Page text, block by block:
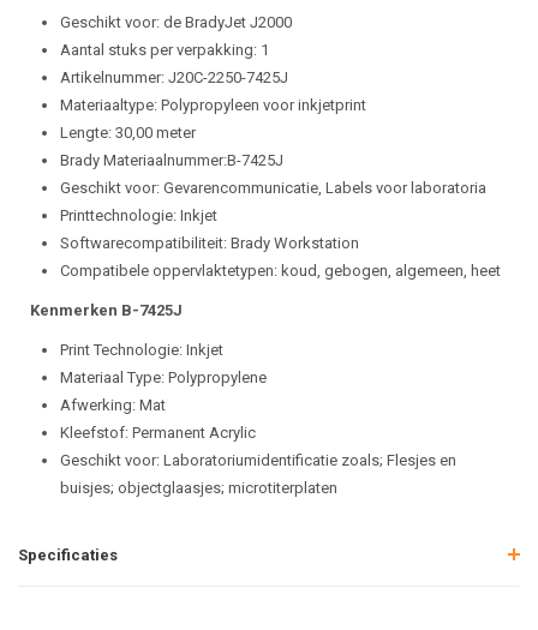
Geschikt voor: de BradyJet J2000
Aantal stuks per verpakking: 1
Artikelnummer: J20C-2250-7425J
Materiaaltype: Polypropyleen voor inkjetprint
Lengte: 30,00 meter
Brady Materiaalnummer:B-7425J
Geschikt voor: Gevarencommunicatie, Labels voor laboratoria
Printtechnologie: Inkjet
Softwarecompatibiliteit: Brady Workstation
Compatibele oppervlaktetypen: koud, gebogen, algemeen, heet
Kenmerken B-7425J
Print Technologie: Inkjet
Materiaal Type: Polypropylene
Afwerking: Mat
Kleefstof: Permanent Acrylic
Geschikt voor: Laboratoriumidentificatie zoals; Flesjes en
buisjes; objectglaasjes; microtiterplaten
Specificaties